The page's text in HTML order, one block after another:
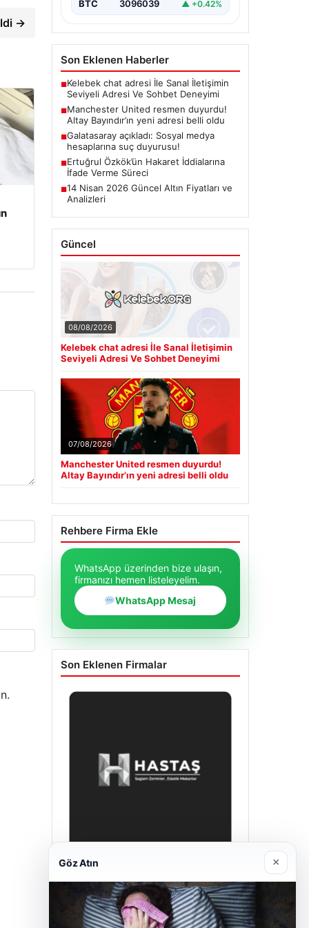
→
BTC 3096039 ▲ +0.42%
Son Eklenen Haberler
■Kelebek chat adresi İle Sanal İletişimin
Seviyeli Adresi Ve Sohbet Deneyimi
■Manchester United resmen duyurdu!
Altay Bayındır’ın yeni adresi belli oldu
■Galatasaray açıkladı: Sosyal medya
hesaplarına suç duyurusu!
■Ertuğrul Özkök’ün Hakaret İddialarına
İfade Verme Süreci
■14 Nisan 2026 Güncel Altın Fiyatları ve
Analizleri
Güncel
08/08/2026
Kelebek chat adresi İle Sanal İletişimin
Seviyeli Adresi Ve Sohbet Deneyimi
07/08/2026
Manchester United resmen duyurdu!
Altay Bayındır’ın yeni adresi belli oldu
Rehbere Firma Ekle
WhatsApp üzerinden bize ulaşın,
firmanızı hemen listeleyelim.
WhatsApp Mesaj
Son Eklenen Firmalar
28/04/2026
Göz Atın ×